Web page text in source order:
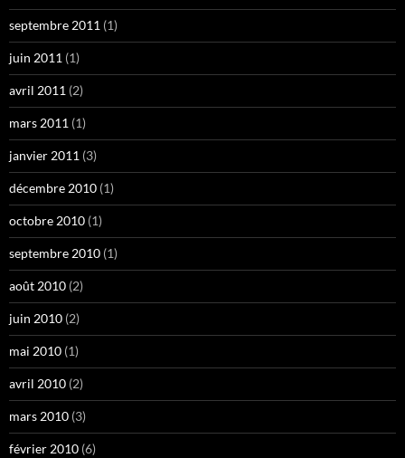
septembre 2011 (1)
juin 2011 (1)
avril 2011 (2)
mars 2011 (1)
janvier 2011 (3)
décembre 2010 (1)
octobre 2010 (1)
septembre 2010 (1)
août 2010 (2)
juin 2010 (2)
mai 2010 (1)
avril 2010 (2)
mars 2010 (3)
février 2010 (6)